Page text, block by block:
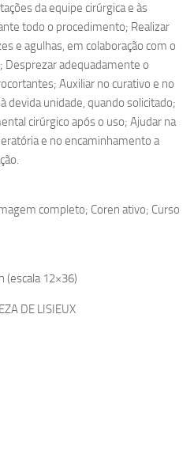
da equipe cirúrgica e às
todo o procedimento; Realizar
e agulhas, em colaboração com o
Desprezar adequadamente o
Auxiliar no curativo e no
devida unidade, quando solicitado;
cirúrgico após o uso; Ajudar na
e no encaminhamento a
completo; Coren ativo; Curso
(escala 12×36)
DE LISIEUX